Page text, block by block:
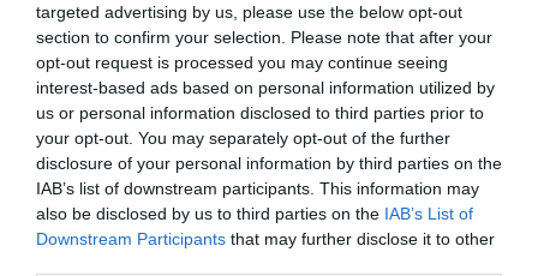
targeted advertising by us, please use the below opt-out
section to confirm your selection. Please note that after your
opt-out request is processed you may continue seeing
interest-based ads based on personal information utilized by
us or personal information disclosed to third parties prior to
your opt-out. You may separately opt-out of the further
disclosure of your personal information by third parties on the
IAB’s list of downstream participants. This information may
also be disclosed by us to third parties on the IAB’s List of
Downstream Participants that may further disclose it to other
TAGS: ΘΕΑΤΡΟ ΘΕΑΤΡΙΚΗ ΔΙΑΔΡΟΜΗ
ΣΤΟ ΣΥΡΜΑ
ΠΝΕΥΜΑΤΙΚΟ ΚΕΝΤΡΟ ΚΑΛΑΜΑΤΑΣ
Facebook Twitter